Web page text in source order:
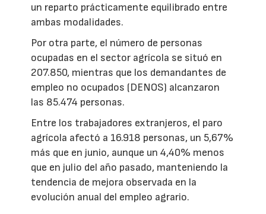
un reparto prácticamente equilibrado entre
ambas modalidades.
Por otra parte, el número de personas
ocupadas en el sector agrícola se situó en
207.850, mientras que los demandantes de
empleo no ocupados (DENOS) alcanzaron
las 85.474 personas.
Entre los trabajadores extranjeros, el paro
agrícola afectó a 16.918 personas, un 5,67%
más que en junio, aunque un 4,40% menos
que en julio del año pasado, manteniendo la
tendencia de mejora observada en la
evolución anual del empleo agrario.